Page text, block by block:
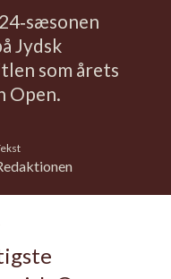
Jydsk
som årets
Open.